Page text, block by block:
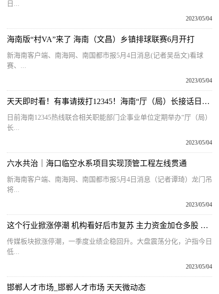
日...
2023/05/04
海南版“村VA”来了 海南（文昌）乡镇排球联赛6月开打
新海南客户端、南海网、南国都市报5月4日消息(记者吴岳文)看球
赛、...
2023/05/04
天天即时看！有事请拨打12345！海南“厅（局）长接话日”5月安排出炉
日前海南12345热线联合相关职能部门企事业单位定期举办“厅（局）
长...
2023/05/04
六水共治｜海口临空水系项目实现顶管工程左线贯通
新海南客户端、南海网、南国都市报5月4日消息（记者谭琦）龙门吊
将...
2023/05/04
这个行业掀涨停潮 机构看好后市复苏 主力资金加仓多股 全球热推荐
传媒板块掀涨停潮，一季度业绩企稳回升。大盘震荡分化，沪指今日
低...
2023/05/04
邯郸人才市场_邯郸人才市场 天天微动态